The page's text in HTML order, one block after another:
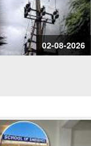
02-08-2026